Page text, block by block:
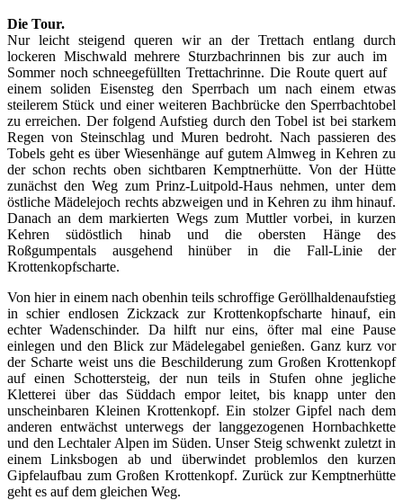
Die Tour.
Nur leicht steigend queren wir an der Trettach entlang durch
lockeren Mischwald mehrere Sturzbachrinnen bis zur auch im
Sommer noch schneegefüllten Trettachrinne. Die Route quert auf
einem soliden Eisensteg den Sperrbach um nach einem etwas
steilerem Stück und einer weiteren Bachbrücke den Sperrbachtobel
zu erreichen. Der folgend Aufstieg durch den Tobel ist bei starkem
Regen von Steinschlag und Muren bedroht. Nach passieren des
Tobels geht es über Wiesenhänge auf gutem Almweg in Kehren zu
der schon rechts oben sichtbaren Kemptnerhütte. Von der Hütte
zunächst den Weg zum Prinz-Luitpold-Haus nehmen, unter dem
östliche Mädelejoch rechts abzweigen und in Kehren zu ihm hinauf.
Danach an dem markierten Wegs zum Muttler vorbei, in kurzen
Kehren südöstlich hinab und die obersten Hänge des
Roßgumpentals ausgehend hinüber in die Fall-Linie der
Krottenkopfscharte.
Von hier in einem nach obenhin teils schroffige Geröllhaldenaufstieg
in schier endlosen Zickzack zur Krottenkopfscharte hinauf, ein
echter Wadenschinder. Da hilft nur eins, öfter mal eine Pause
einlegen und den Blick zur Mädelegabel genießen. Ganz kurz vor
der Scharte weist uns die Beschilderung zum Großen Krottenkopf
auf einen Schottersteig, der nun teils in Stufen ohne jegliche
Kletterei über das Süddach empor leitet, bis knapp unter den
unscheinbaren Kleinen Krottenkopf. Ein stolzer Gipfel nach dem
anderen entwächst unterwegs der langgezogenen Hornbachkette
und den Lechtaler Alpen im Süden. Unser Steig schwenkt zuletzt in
einem Linksbogen ab und überwindet problemlos den kurzen
Gipfelaufbau zum Großen Krottenkopf. Zurück zur Kemptnerhütte
geht es auf dem gleichen Weg.